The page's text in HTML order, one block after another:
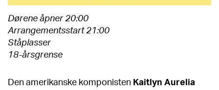
Dørene åpner 20:00
Arrangementsstart 21:00
Ståplasser
18-årsgrense
Den amerikanske komponisten Kaitlyn Aurelia